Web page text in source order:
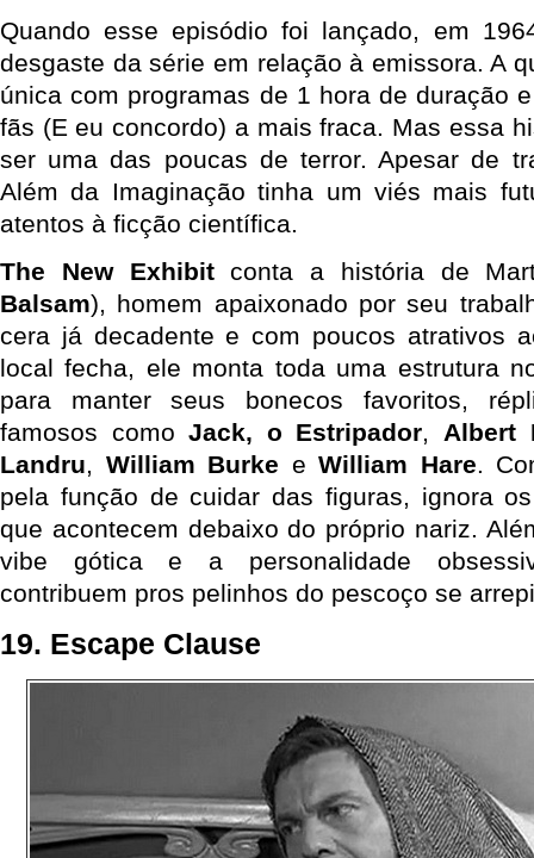
Quando esse episódio foi lançado, em
desgaste da série em relação à emissora. A
única com programas de 1 hora de duração
fãs (E eu concordo) a mais fraca. Mas essa
ser uma das poucas de terror. Apesar de
Além da Imaginação tinha um viés mais
atentos à ficção científica.
The New Exhibitconta a história de
Balsam), homem apaixonado por seu
cera já decadente e com poucos atrativos
local fecha, ele monta toda uma estrutura
para manter seus bonecos favoritos,
famosos comoJack, o Estripador, Albert
Landru, William Burke eWilliam Hare.
pela função de cuidar das figuras, ignora
que acontecem debaixo do próprio nariz.
vibe gótica e a personalidade
contribuem pros pelinhos do pescoço se
19. Escape Clause